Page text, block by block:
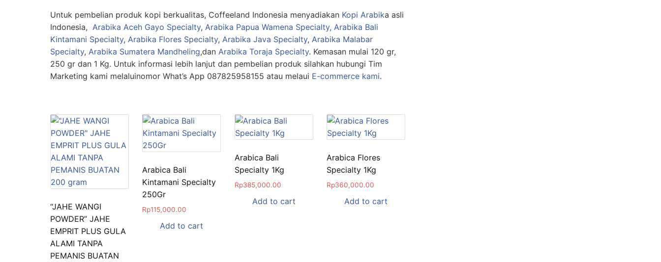
Untuk pembelian produk kopi berkualitas, Coffeeland Indonesia menyadiakan Kopi Arabika asli
Indonesia, Arabika Aceh Gayo Specialty, Arabika Papua Wamena Specialty, Arabika Bali
Kintamani Specialty, Arabika Flores Specialty, Arabika Java Specialty, Arabika Malabar
Specialty, Arabika Sumatera Mandheling,dan Arabika Toraja Specialty. Kemasan mulai 120 gr,
250 gr dan 1 Kg. Untuk informasi lebih lanjut dan pembelian produk silahkan hubungi Tim
Marketing kami melaluinomor What’s App 087825958155 atau melaui E-commerce kami.
“JAHE WANGI
POWDER” JAHE
EMPRIT PLUS GULA
ALAMI TANPA
PEMANIS BUATAN
Arabica Bali
Kintamani Specialty
250Gr
Rp115,000.00
Add to cart
Arabica Bali
Specialty 1Kg
Rp385,000.00
Add to cart
Arabica Flores
Specialty 1Kg
Rp360,000.00
Add to cart